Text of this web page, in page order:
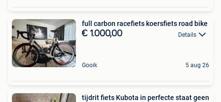
full carbon racefiets koersfiets road bike
€ 1.000,00 Details
Gooik 5 aug 26
tijdrit fiets Kubota in perfecte staat geen